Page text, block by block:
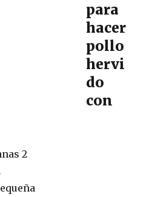
para
hacer
pollo
hervi
do
con
2